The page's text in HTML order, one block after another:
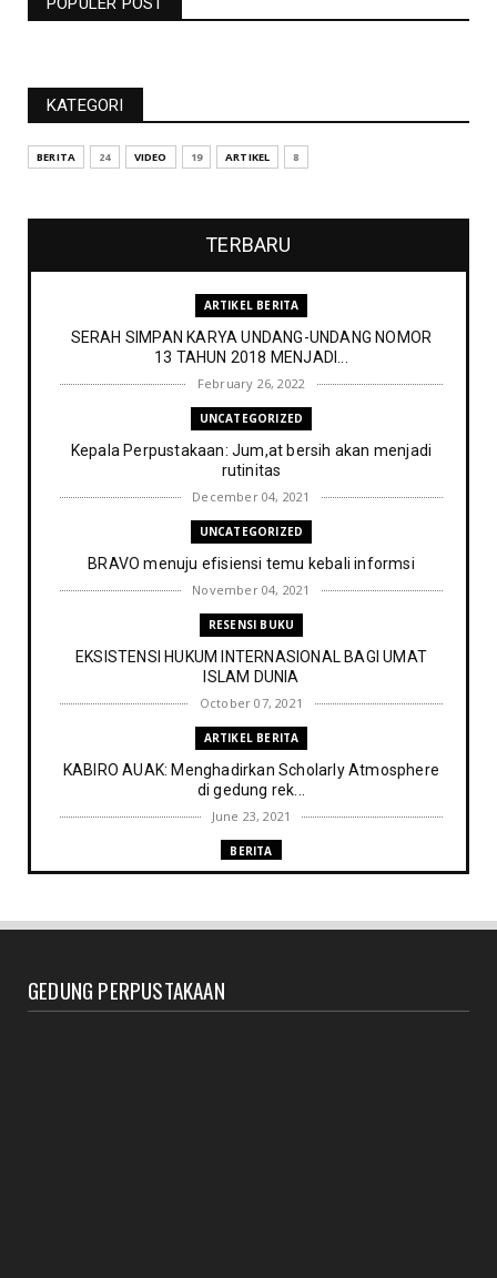
KATEGORI
BERITA 24 VIDEO 19 ARTIKEL 8
TERBARU
ARTIKEL BERITA
SERAH SIMPAN KARYA UNDANG-UNDANG NOMOR
13 TAHUN 2018 MENJADI...
February 26, 2022
UNCATEGORIZED
Kepala Perpustakaan: Jum,at bersih akan menjadi
rutinitas
December 04, 2021
UNCATEGORIZED
BRAVO menuju efisiensi temu kebali informsi
November 04, 2021
RESENSI BUKU
EKSISTENSI HUKUM INTERNASIONAL BAGI UMAT
ISLAM DUNIA
October 07, 2021
ARTIKEL BERITA
KABIRO AUAK: Menghadirkan Scholarly Atmosphere
di gedung rek...
June 23, 2021
BERITA
June 06, 2021
Proker UPT. Perpustakaan IAIN Parepare menuju
perpustakaan ...
GEDUNG PERPUSTAKAAN